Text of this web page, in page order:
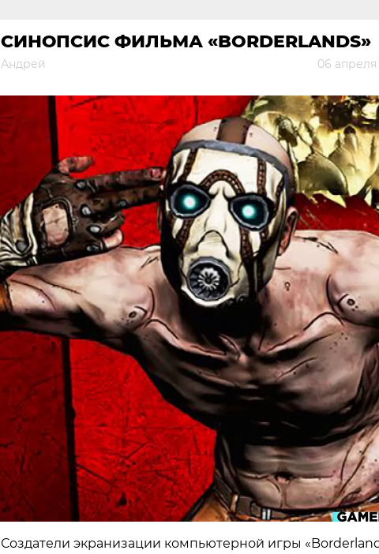
СИНОПСИС ФИЛЬМА «BORDERLANDS»
Андрей 06 апреля
Создатели экранизации компьютерной игры